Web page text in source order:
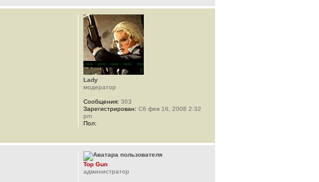
Lady
модератор
Сообщения: 363
Зарегистрирован: Сб фев 16, 2008 2:32
pm
Пол:
Top Gun
администратор